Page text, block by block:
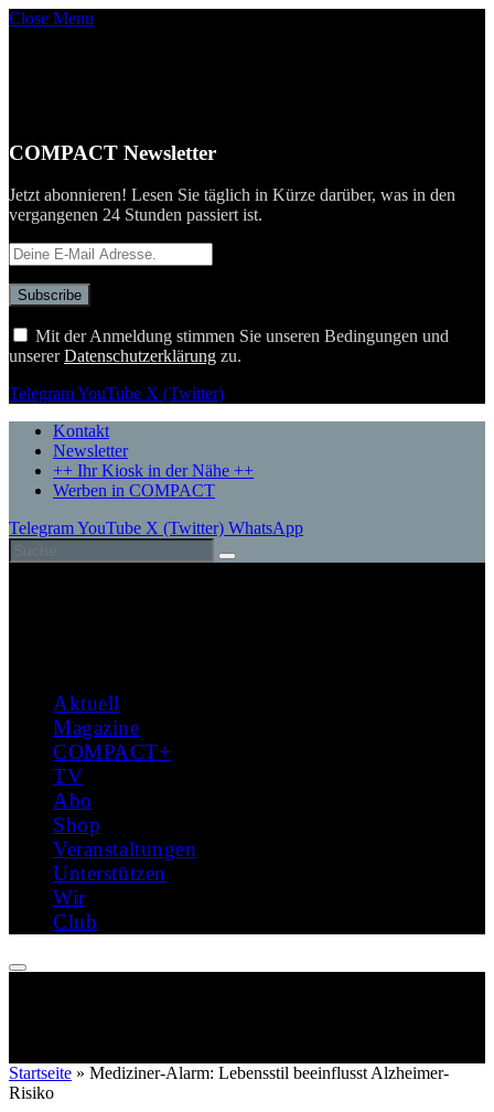
Close Menu
COMPACT Newsletter
Jetzt abonnieren! Lesen Sie täglich in Kürze darüber, was in den
vergangenen 24 Stunden passiert ist.
Mit der Anmeldung stimmen Sie unseren Bedingungen und
unsererDatenschutzerklärung zu.
TelegramYouTube X (Twitter)
Kontakt
Newsletter
++ Ihr Kiosk in der Nähe ++
Werben in COMPACT
TelegramYouTube X (Twitter) WhatsApp
Aktuell
Magazine
COMPACT+
TV
Abo
Shop
Veranstaltungen
Unterstützen
Wir
Club
Startseite » Mediziner-Alarm: Lebensstil beeinflusst Alzheimer-
Risiko